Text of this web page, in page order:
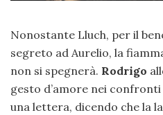
Nonostante Lluch, per il
segreto ad Aurelio, la
non si spegnerà. Rodrigo
gesto d’amore nei
una lettera, dicendo che la